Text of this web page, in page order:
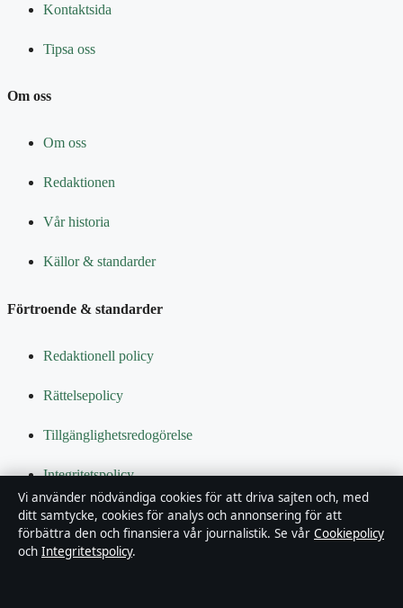
Kontaktsida
Tipsa oss
Om oss
Om oss
Redaktionen
Vår historia
Källor & standarder
Förtroende & standarder
Redaktionell policy
Rättelsepolicy
Tillgänglighetsredogörelse
Integritetspolicy
Kändisar & integritet
Om Bakom kulisserna i korthet
Vi använder nödvändiga cookies för att driva sajten och, med
ditt samtycke, cookies för analys och annonsering för att
förbättra den och finansiera vår journalistik. Se vår Cookiepolicy
och Integritetspolicy.